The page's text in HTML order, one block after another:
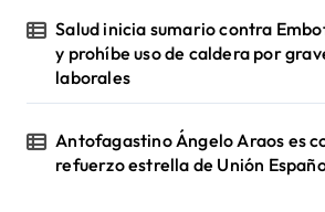
Salud inicia sumario contra
y prohíbe uso de caldera por
laborales
Antofagastino Ángelo Araos es
refuerzo estrella de Unión